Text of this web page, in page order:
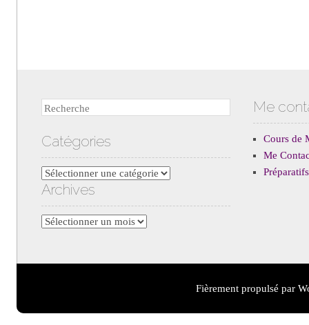
Recherche
Catégories
Catégories
Archives
Archives
Me
Cours de
Me
Fièrement propulsé par